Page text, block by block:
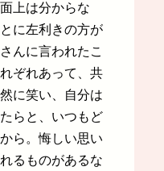
上は分からな
に左利きの方が
んに言われたこ
ぞれあって、共
に笑い、自分は
らと、いつもど
ら。悔しい思い
るものがあるな